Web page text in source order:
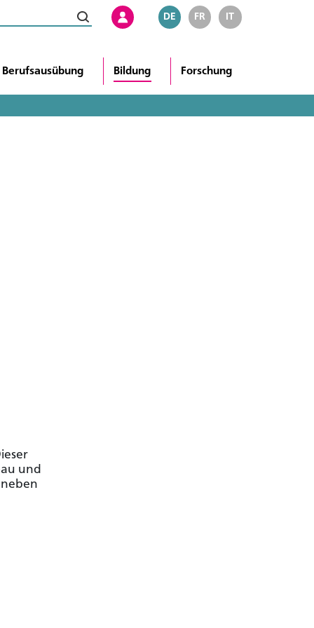
DE FR IT
Berufsausübung Bildung Forschung
und